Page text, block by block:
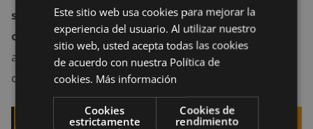
son aptos para ser utilizados para las
operaciones confidenciales de una empresa
además de no tener el control total de su propio
correo electrónico.
Este sitio web usa cookies para mejorar la
experiencia del usuario. Al utilizar nuestro
sitio web, usted acepta todas las cookies
de acuerdo con nuestra Política de
cookies. Más información
Cookies
estrictamente
Cookies de
rendimiento